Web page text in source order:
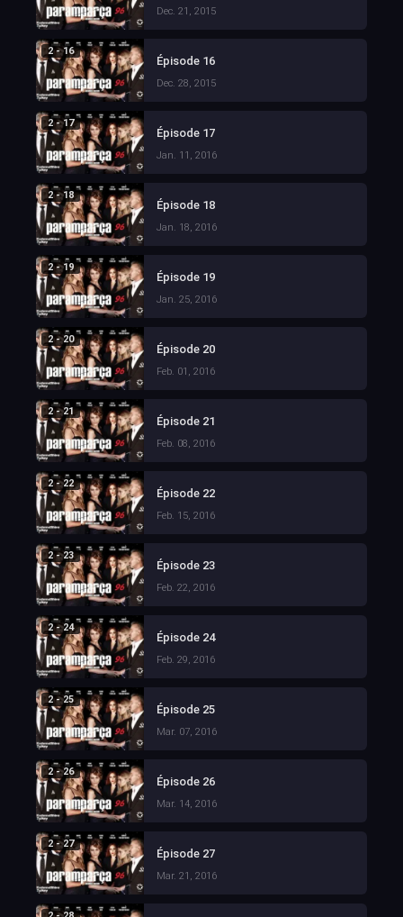
Dec. 21, 2015
2 - 16
Épisode 16
Dec. 28, 2015
2 - 17
Épisode 17
Jan. 11, 2016
2 - 18
Épisode 18
Jan. 18, 2016
2 - 19
Épisode 19
Jan. 25, 2016
2 - 20
Épisode 20
Feb. 01, 2016
2 - 21
Épisode 21
Feb. 08, 2016
2 - 22
Épisode 22
Feb. 15, 2016
2 - 23
Épisode 23
Feb. 22, 2016
2 - 24
Épisode 24
Feb. 29, 2016
2 - 25
Épisode 25
Mar. 07, 2016
2 - 26
Épisode 26
Mar. 14, 2016
2 - 27
Épisode 27
Mar. 21, 2016